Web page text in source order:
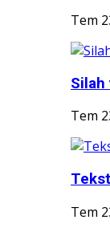
Tem
Silah
Tem
Tem